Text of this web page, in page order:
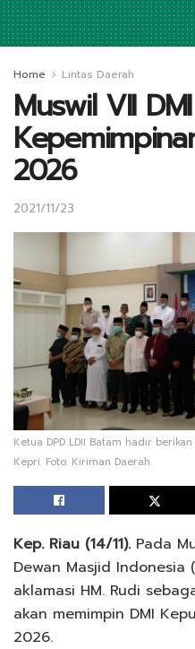
Home Lintas Daerah
Muswil VII
2026
2021/11/23
Ketua DPD LDII Batam hadir
Kepri. Foto: Kiriman Daerah.
Kep. Riau (14/11).Pada
Dewan Masjid Indonesia
aklamasi HM. Rudi
akan memimpin DMI
2026.